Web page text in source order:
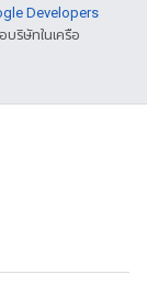
Developers
บริษัทในเครือ